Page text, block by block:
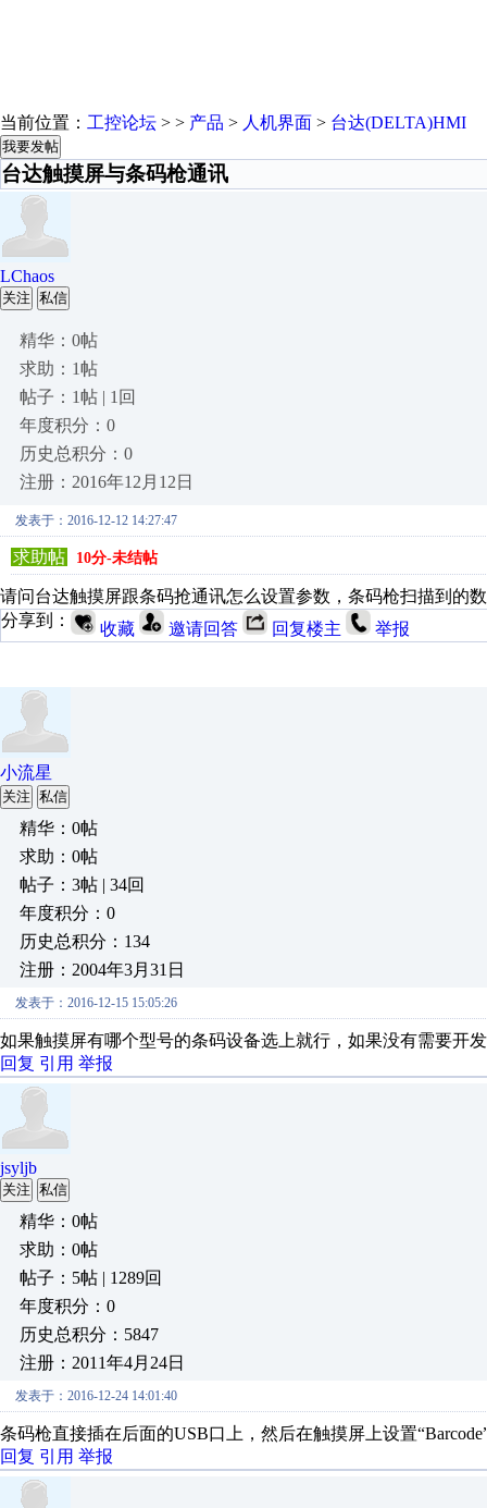
当前位置： 工控论坛 > > 产品 > 人机界面 > 台达(DELTA)HMI
我要发帖
台达触摸屏与条码枪通讯
LChaos
关注 私信
精华：0帖
求助：1帖
帖子：1帖 | 1回
年度积分：0
历史总积分：0
注册：2016年12月12日
发表于：2016-12-12 14:27:47
求助帖 10分-未结帖
请问台达触摸屏跟条码抢通讯怎么设置参数，条码枪扫描到的
分享到：
收藏 邀请回答 回复楼主 举报
小流星
关注 私信
精华：0帖
求助：0帖
帖子：3帖 | 34回
年度积分：0
历史总积分：134
注册：2004年3月31日
发表于：2016-12-15 15:05:26
如果触摸屏有哪个型号的条码设备选上就行，如果没有需要开
回复 引用 举报
jsyljb
关注 私信
精华：0帖
求助：0帖
帖子：5帖 | 1289回
年度积分：0
历史总积分：5847
注册：2011年4月24日
发表于：2016-12-24 14:01:40
条码枪直接插在后面的USB口上，然后在触摸屏上设置
回复 引用 举报